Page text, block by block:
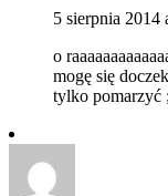
5 sierpnia 2014
o
mogę się
tylko pomarzyć